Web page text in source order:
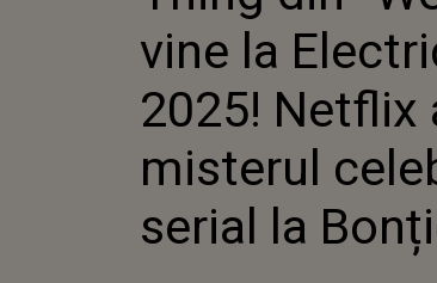
vine la
2025! Netflix
misterul
serial la